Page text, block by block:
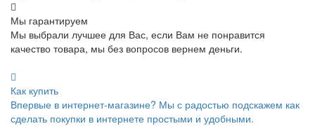
Мы гарантируем
Мы выбрали лучшее для Вас, если Вам не понравится
качество товара, мы без вопросов вернем деньги.
Как купить
Впервые в интернет-магазине? Мы с радостью подскажем как
сделать покупки в интернете простыми и удобными.